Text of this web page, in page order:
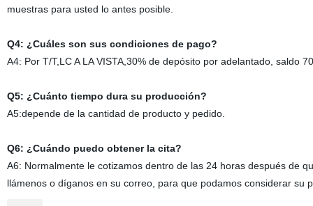
muestras para usted lo antes posible.
Q4: ¿Cuáles son sus condiciones de pago?
A4: Por T/T,LC A LA VISTA,30% de depósito por adelantado, saldo
Q5: ¿Cuánto tiempo dura su producción?
A5:depende de la cantidad de producto y pedido.
Q6: ¿Cuándo puedo obtener la cita?
A6: Normalmente le cotizamos dentro de las 24 horas después de
llámenos o díganos en su correo, para que podamos considerar su